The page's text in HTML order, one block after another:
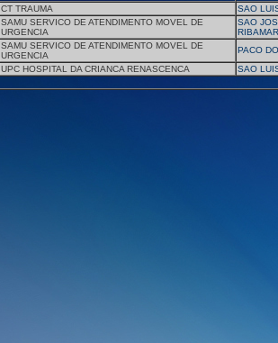
CT TRAUMA
SAO
SAMU SERVICO DE ATENDIMENTO MOVEL DE
URGENCIA
SAO
RIBAMAR
SAMU SERVICO DE ATENDIMENTO MOVEL DE
URGENCIA
PACO
UPC HOSPITAL DA CRIANCA RENASCENCA
SAO